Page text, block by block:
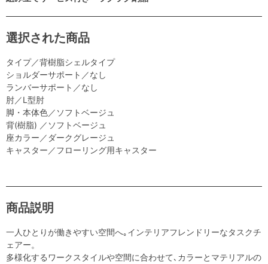
選択された商品
タイプ／背樹脂シェルタイプ
ショルダーサポート／なし
ランバーサポート／なし
肘／L型肘
脚・本体色／ソフトベージュ
背(樹脂) ／ソフトベージュ
座カラー／ダークグレージュ
キャスター／フローリング用キャスター
商品説明
一人ひとりが働きやすい空間へ｡インテリアフレンドリーなタスクチ
ェアー。
多様化するワークスタイルや空間に合わせて､カラーとマテリアルの